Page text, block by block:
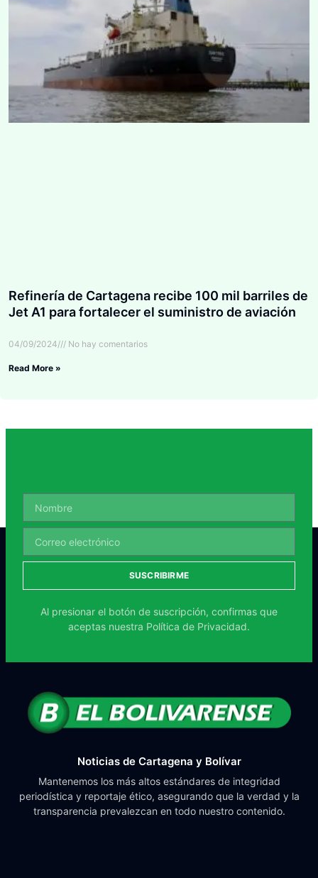
Refinería de Cartagena recibe 100 mil barriles de
Jet A1 para fortalecer el suministro de aviación
04/09/2024 No hay comentarios
Read More »
SUSCRIBIRME
Al presionar el botón de suscripción, confirmas que
aceptas nuestra Política de Privacidad.
Noticias de Cartagena y Bolívar
Mantenemos los más altos estándares de integridad
periodística y reportaje ético, asegurando que la verdad y la
transparencia prevalezcan en todo nuestro contenido.